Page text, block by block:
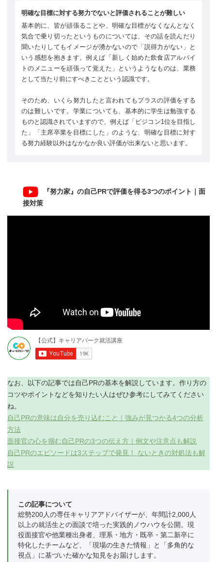
明確な目標に対する努力でないと評価されることが難しい
基本的に、皆が頑張ることや、明確な目標がなくなんとなく
気合で乗り切ったというものについては、その話を読んだり
聞いたりしてもイメージが湧かないので「説得力がない」と
いう感想を抱きます。例えば「新しく始めた飲食店アルバイ
トのメニューを頑張って覚えた」というようなものは、業務
として当たり前にすべきことという認識です。
そのため、いくら努力したと言われてもプラスの評価をする
のは難しいです。学業についても、基本的に学生は勉強する
ものと認識されていますので、例えば「ビジコン1位を目指し
た」「主席卒業を目標にした」のような、明確な目標に対す
る努力経験以外はなかなか良い評価が出来ないと思います。
『努力家』の自己PRで評価を得る3つのポイント｜面
接対策
なお、以下の記事では自己PRの基本を解説しています。作り方の
コツやポイントなどを知りたい人はぜひ参考にしてみてください
ね。
自己PRの意味は自分を売り込むこと｜強みが見つかる4つの分析
方法
面接官の心を掴む自己PRの3つの伝え方｜例文や注意点も解説
自己PRのエピソードは3ステップで発見！ ないときの対処法も解
説
この記事について
総勢200人の専任キャリアアドバイザーが、年間計2,000人
以上の就活生との面談で培った実践的ノウハウを公開。現
役面接官や他業種出身者、理系・地方・既卒・第二新卒に
特化したチームなど、「現場の生きた情報」と「多角的な
視点」に基づいた確かな知見をお届けします。